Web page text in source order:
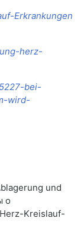
Erkrankungen
herz-
bei-
wird-
und
о
Kreislauf-